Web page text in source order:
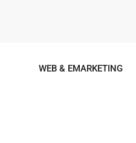
WEB & EMARKETING